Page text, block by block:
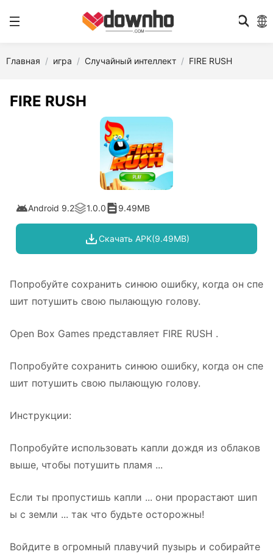
Главная игра Случайный интеллект FIRE RUSH
FIRE RUSH
Android 9.2 1.0.0 9.49MB
Скачать APK(9.49MB)
Попробуйте сохранить синюю ошибку, когда он спе
шит потушить свою пылающую голову.
Open Box Games представляет FIRE RUSH .
Попробуйте сохранить синюю ошибку, когда он спе
шит потушить свою пылающую голову.
Инструкции:
Попробуйте использовать капли дождя из облаков
выше, чтобы потушить пламя ...
Если ты пропустишь капли ... они прорастают шип
ы с земли ... так что будьте осторожны!
Войдите в огромный плавучий пузырь и собирайте